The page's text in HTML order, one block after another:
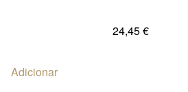
24,45€
Adicionar